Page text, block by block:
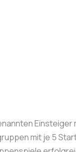
Einsteiger
mit je 5